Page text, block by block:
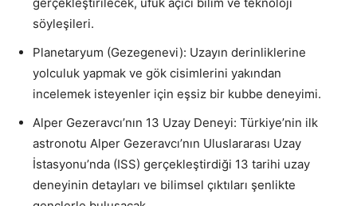
söyleşileri.
Planetaryum (Gezegenevi): Uzayın derinliklerine
yolculuk yapmak ve gök cisimlerini yakından
incelemek isteyenler için eşsiz bir kubbe deneyimi.
Alper Gezeravcı’nın 13 Uzay Deneyi: Türkiye’nin ilk
astronotu Alper Gezeravcı’nın Uluslararası Uzay
İstasyonu’nda (ISS) gerçekleştirdiği 13 tarihi uzay
deneyinin detayları ve bilimsel çıktıları şenlikte